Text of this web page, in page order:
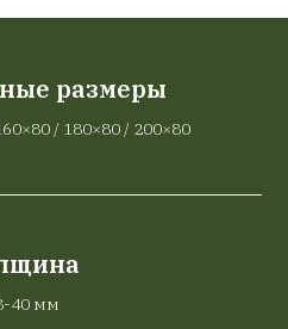
размеры
/ 180×80 / 200×80
40 мм